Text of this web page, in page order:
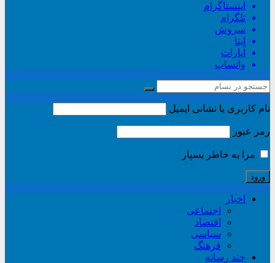
اینستاگرام
تلگرام
سروش
ایتا
آپارات
واتساپ
نام کاربری یا نشانی ایمیل
رمز عبور
مرا به خاطر بسپار
اخبار
اجتماعی
اقتصاد
سیاسی
فرهنگ
چند رسانه